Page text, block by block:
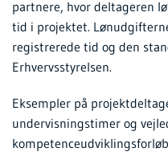
partnere, hvor deltageren
tid i projektet.
registrerede tid og den
Erhvervsstyrelsen.
Eksempler på
undervisningstimer og